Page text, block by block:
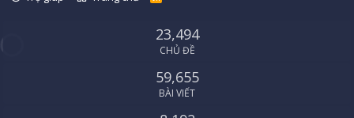
23,494
CHỦ ĐỀ
59,655
BÀI VIẾT